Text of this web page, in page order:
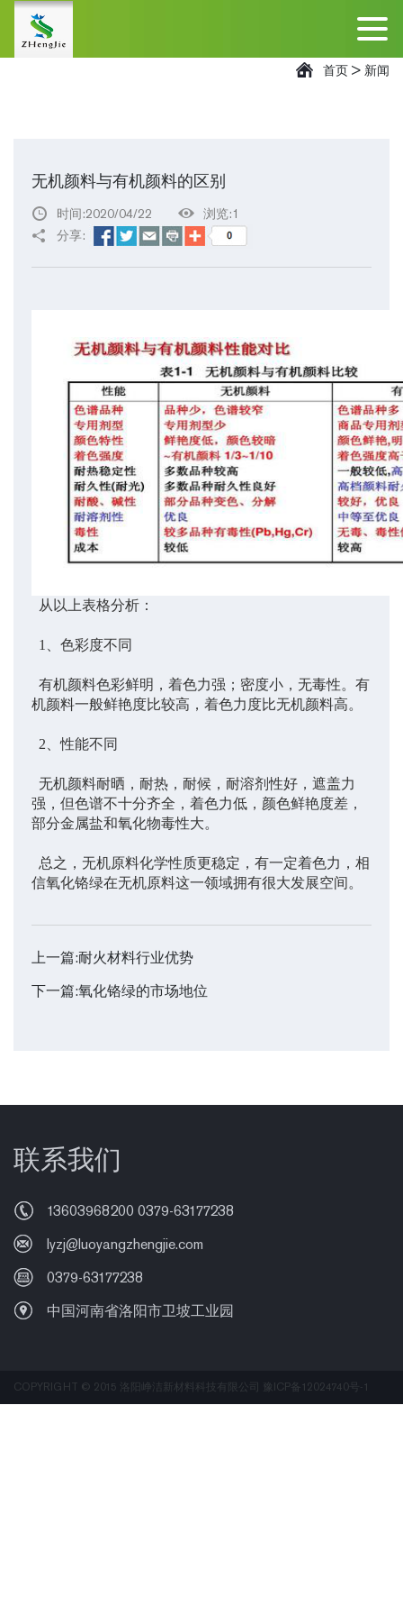
首页 > 新闻
无机颜料与有机颜料的区别
时间:2020/04/22
浏览:1
分享:
从以上表格分析：
1 、色彩度不同
有机颜料色彩鲜明，着色力强；密度小，无毒性。 有
机颜料一般鲜艳度比较高，着色力度比无机颜料高。
2 、性能不同
无机颜料耐晒，耐热，耐候，耐溶剂性好，遮盖力
强，但色谱不十分齐全，着色力低，颜色鲜艳度差，
部分金属盐和氧化物毒性大。
总之，无机原料化学性质更稳定，有一定着色力，相
信氧化铬绿在无机原料这一领域拥有很大发展空间。
上一篇:耐火材料行业优势
下一篇:氧化铬绿的市场地位
联系我们
13603968200 0379-63177238
lyzj@luoyangzhengjie.com
0379-63177238
中国河南省洛阳市卫坡工业园
COPYRIGHT © 2015 洛阳峥洁新材料科技有限公司 豫ICP备12024740号-1